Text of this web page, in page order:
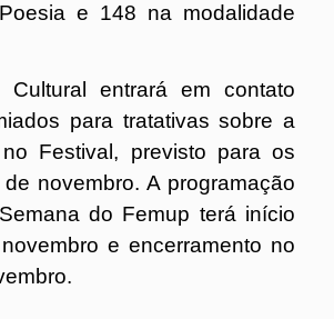
e 148 na modalidade
Cultural entrará em contato
para tratativas sobre a
no Festival, previsto para os
novembro. A programação
do Femup terá início
e encerramento no